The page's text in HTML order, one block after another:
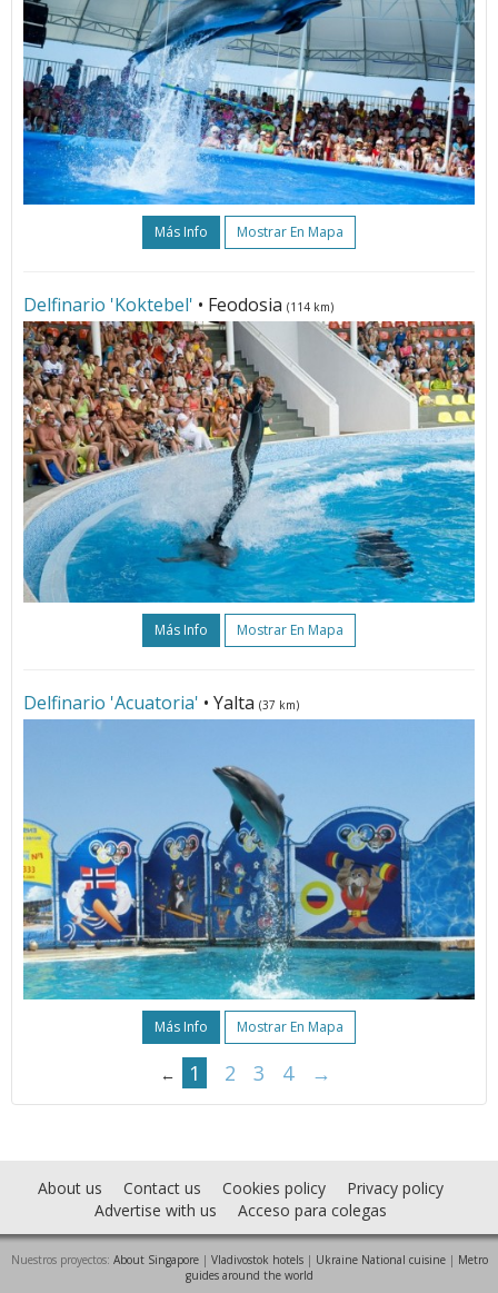
Más Info Mostrar En Mapa
Delfinario 'Koktebel' • Feodosia (114 km)
Más Info Mostrar En Mapa
Delfinario 'Acuatoria' • Yalta (37 km)
Más Info Mostrar En Mapa
← 1 2 3 4 →
About us Contact us Cookies policy
Privacy policy
Advertise with us
Acceso para colegas
Nuestros proyectos: About Singapore| Vladivostok hotels| Ukraine National cuisine| Metro
guides around the world